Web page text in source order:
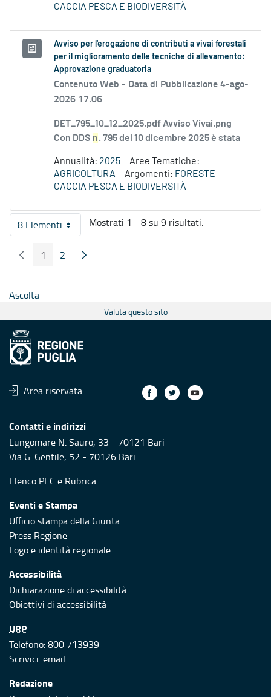
CACCIA PESCA E BIODIVERSITÀ
Avviso per l'erogazione di contributi a vivai forestali
per il miglioramento delle tecniche di allevamento:
Approvazione graduatoria
Contenuto Web - Data di Pubblicazione 4-ago-
2026 17.06
DET_795_10_12_2025.pdf Avviso Vivai.png
Con DDS n. 795 del 10 dicembre 2025 è stata
Annualità: 2025
Aree Tematiche:
AGRICOLTURA
Argomenti: FORESTE
CACCIA PESCA E BIODIVERSITÀ
8 ElementiPer pagina
Mostrati 1 - 8 su 9 risultati.
Pagina Precedente
Pagina
1 Pagina
2 Pagina Seguente
Ascolta
Valuta questo sito
Area riservata
Contatti e indirizzi
Lungomare N. Sauro, 33 - 70121 Bari
Via G. Gentile, 52 - 70126 Bari
Elenco PEC e Rubrica
Eventi e Stampa
Ufficio stampa della Giunta
Press Regione
Logo e identità regionale
Accessibilità
Dichiarazione di accessibilità
Obiettivi di accessibilità
URP
Telefono: 800 713939
Scrivici:email
Redazione